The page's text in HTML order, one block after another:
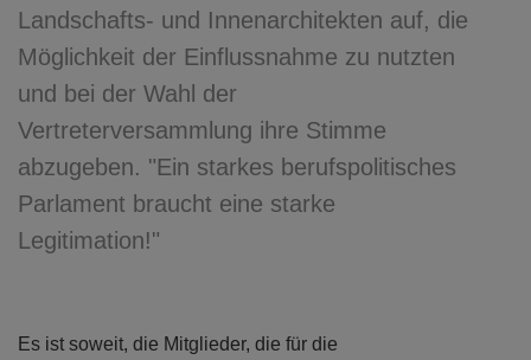
Landschafts- und Innenarchitekten auf, die
Möglichkeit der Einflussnahme zu nutzten
und bei der Wahl der
Vertreterversammlung ihre Stimme
abzugeben. "Ein starkes berufspolitisches
Parlament braucht eine starke
Legitimation!"
Es ist soweit, die Mitglieder, die für die